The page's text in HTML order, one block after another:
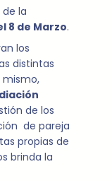
la
8 de Marzo.
los
distintas
mismo,
de los
de pareja
propias de
brinda la